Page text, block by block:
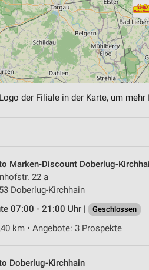
der Filiale in der Karte, um
Marken-Discount Doberlug-
22 a
Doberlug-Kirchhain
07:00 - 21:00 Uhr |
Geschlossen
km • Angebote: 3 Prospekte
Doberlug-Kirchhain